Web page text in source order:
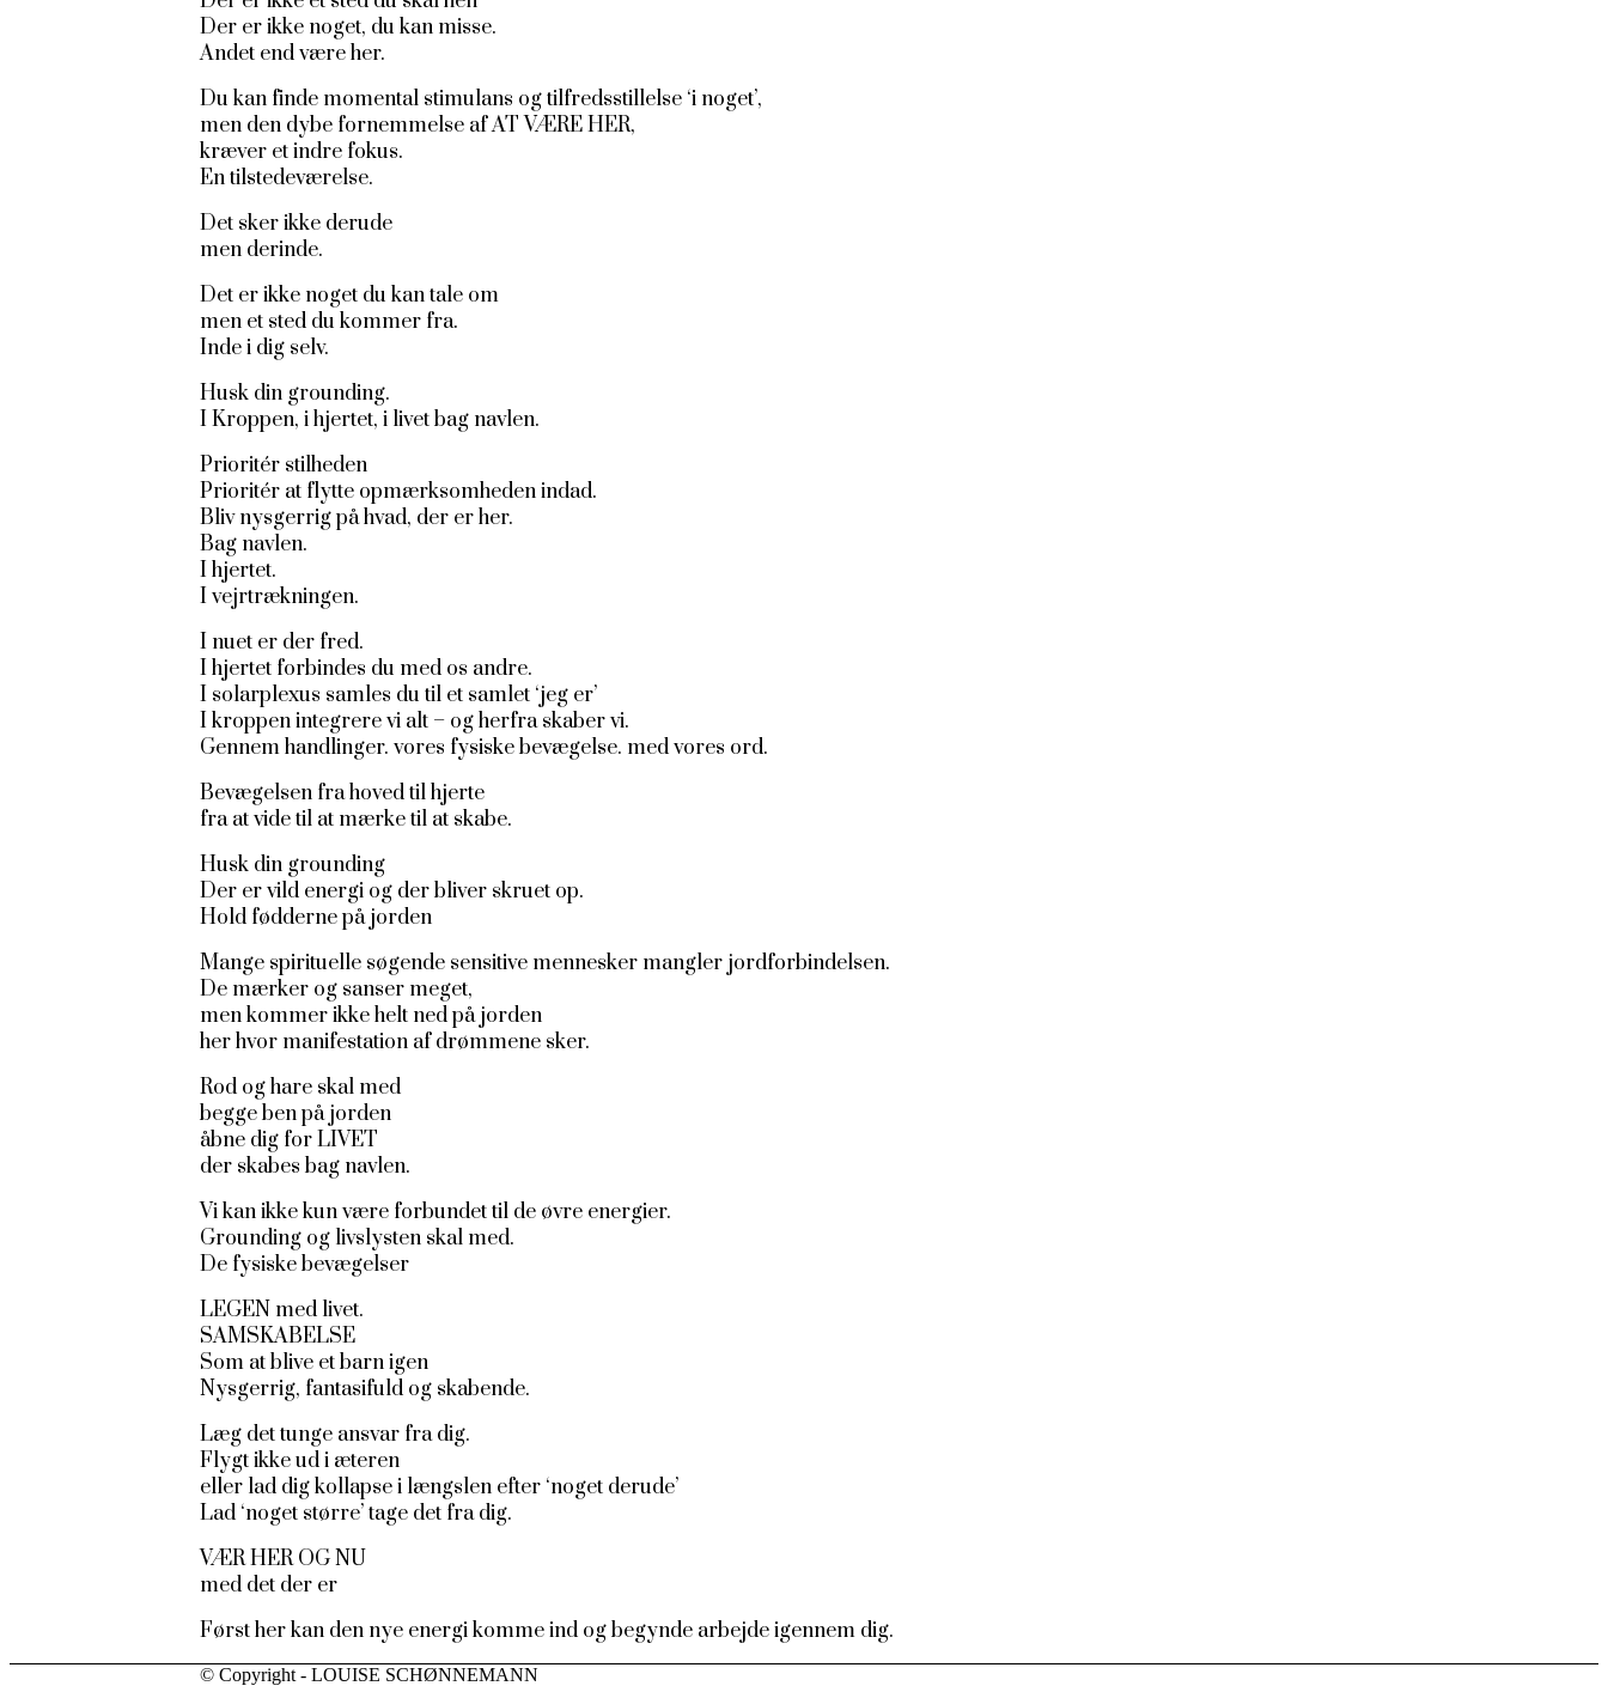
Der er ikke noget, du kan misse.
Andet end være her.
Du kan finde momental stimulans og tilfredsstillelse ‘i noget’,
men den dybe fornemmelse af AT VÆRE HER,
kræver et indre fokus.
En tilstedeværelse.
Det sker ikke derude
men derinde.
Det er ikke noget du kan tale om
men et sted du kommer fra.
Inde i dig selv.
Husk din grounding.
I Kroppen, i hjertet, i livet bag navlen.
Prioritér stilheden
Prioritér at flytte opmærksomheden indad.
Bliv nysgerrig på hvad, der er her.
Bag navlen.
I hjertet.
I vejrtrækningen.
I nuet er der fred.
I hjertet forbindes du med os andre.
I solarplexus samles du til et samlet ‘jeg er’
I kroppen integrere vi alt – og herfra skaber vi.
Gennem handlinger. vores fysiske bevægelse. med vores ord.
Bevægelsen fra hoved til hjerte
fra at vide til at mærke til at skabe.
Husk din grounding
Der er vild energi og der bliver skruet op.
Hold fødderne på jorden
Mange spirituelle søgende sensitive mennesker mangler jordforbindelsen.
De mærker og sanser meget,
men kommer ikke helt ned på jorden
her hvor manifestation af drømmene sker.
Rod og hare skal med
begge ben på jorden
åbne dig for LIVET
der skabes bag navlen.
Vi kan ikke kun være forbundet til de øvre energier.
Grounding og livslysten skal med.
De fysiske bevægelser
LEGEN med livet.
SAMSKABELSE
Som at blive et barn igen
Nysgerrig, fantasifuld og skabende.
Læg det tunge ansvar fra dig.
Flygt ikke ud i æteren
eller lad dig kollapse i længslen efter ‘noget derude’
Lad ‘noget større’ tage det fra dig.
VÆR HER OG NU
med det der er
Først her kan den nye energi komme ind og begynde arbejde igennem dig.
© Copyright - LOUISE SCHØNNEMANN